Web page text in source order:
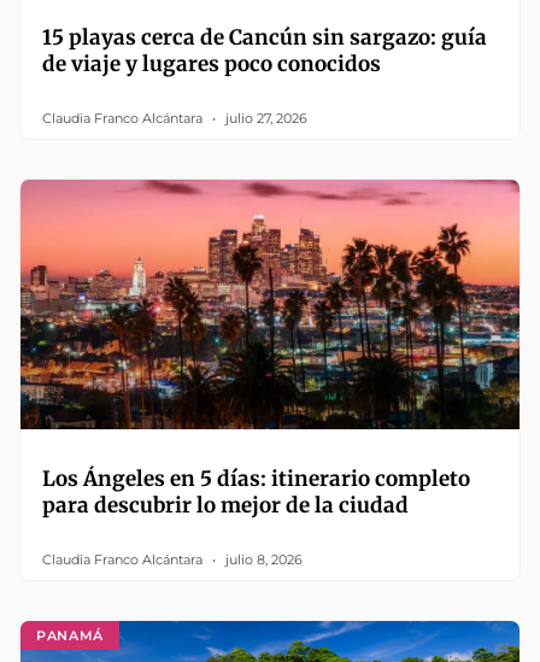
15 playas cerca de Cancún sin sargazo: guía
de viaje y lugares poco conocidos
Claudia Franco Alcántara julio 27, 2026
Los Ángeles en 5 días: itinerario completo
para descubrir lo mejor de la ciudad
Claudia Franco Alcántara julio 8, 2026
PANAMÁ